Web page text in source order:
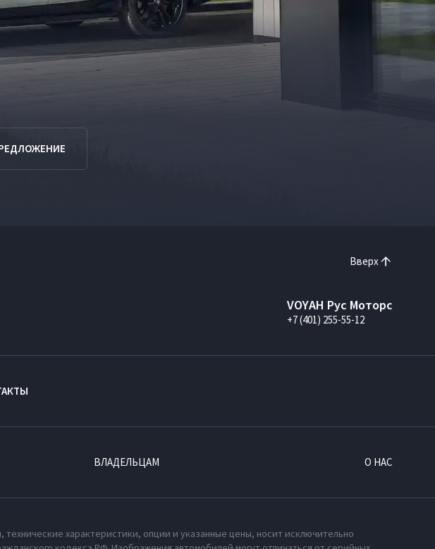
Вверх
VOYAH Рус Моторс
+7 (401) 255-55-12
ВЛАДЕЛЬЦАМ О НАС
характеристики, опции и указанные цены, носит исключительно